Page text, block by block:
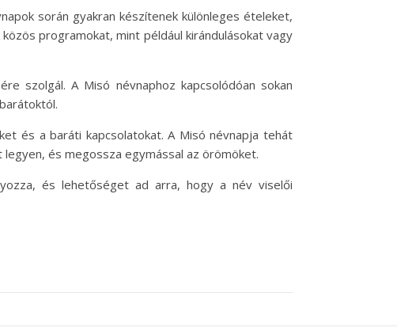
során gyakran készítenek különleges ételeket,
programokat, mint például kirándulásokat vagy
szolgál. A Misó névnaphoz kapcsolódóan sokan
és a baráti kapcsolatokat. A Misó névnapja tehát
és megossza egymással az örömöket.
és lehetőséget ad arra, hogy a név viselői